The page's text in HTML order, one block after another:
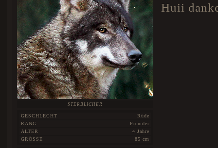
STERBLICHER
GESCHLECHT
Rüde
RANG
Fremder
ALTER
4 Jahre
GRÖSSE
85 cm
Huii